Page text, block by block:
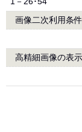
画像二次利用条件
高精細画像の表示